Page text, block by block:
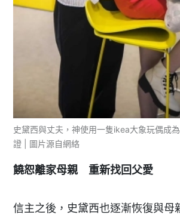
史黛西與丈夫，神使用一隻ikea大象玩偶成
證 | 圖片源自網絡
饒恕離家母親 重新找回父愛
信主之後，史黛西也逐漸恢復與母